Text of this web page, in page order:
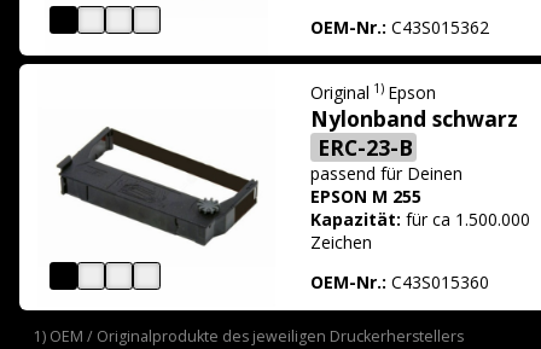
OEM-Nr.: C43S015362
Original 1) Epson
Nylonband schwarz
ERC-23-B
passend für Deinen
EPSON M 255
Kapazität: für ca 1.500.000
Zeichen
OEM-Nr.: C43S015360
1) OEM / Originalprodukte des jeweiligen Druckerherstellers